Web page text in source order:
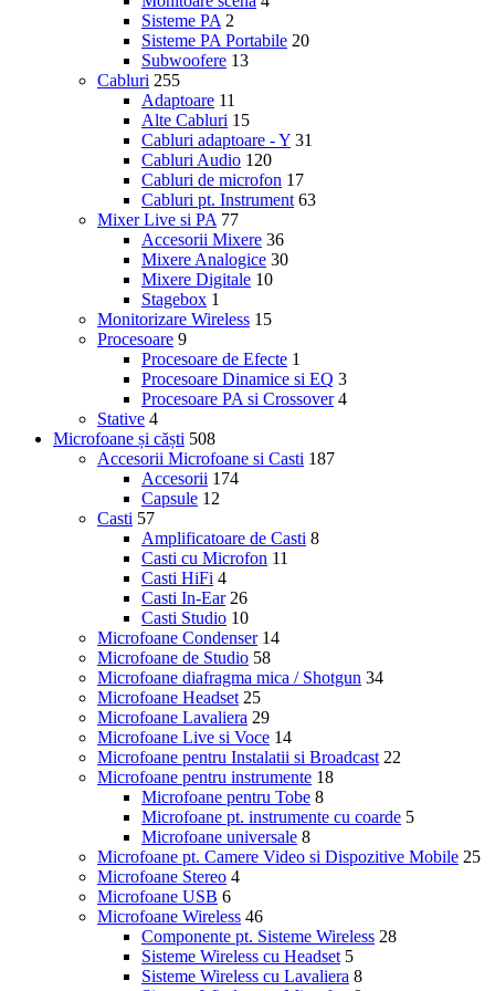
Sisteme PA 2
Sisteme PA Portabile 20
Subwoofere 13
Cabluri 255
Adaptoare 11
Alte Cabluri 15
Cabluri adaptoare - Y 31
Cabluri Audio 120
Cabluri de microfon 17
Cabluri pt. Instrument 63
Mixer Live si PA 77
Accesorii Mixere 36
Mixere Analogice 30
Mixere Digitale 10
Stagebox 1
Monitorizare Wireless 15
Procesoare 9
Procesoare de Efecte 1
Procesoare Dinamice si EQ 3
Procesoare PA si Crossover 4
Stative 4
Microfoane și căști 508
Accesorii Microfoane si Casti 187
Accesorii 174
Capsule 12
Casti 57
Amplificatoare de Casti 8
Casti cu Microfon 11
Casti HiFi 4
Casti In-Ear 26
Casti Studio 10
Microfoane Condenser 14
Microfoane de Studio 58
Microfoane diafragma mica / Shotgun 34
Microfoane Headset 25
Microfoane Lavaliera 29
Microfoane Live si Voce 14
Microfoane pentru Instalatii si Broadcast 22
Microfoane pentru instrumente 18
Microfoane pentru Tobe 8
Microfoane pt. instrumente cu coarde 5
Microfoane universale 8
Microfoane pt. Camere Video si Dispozitive Mobile 25
Microfoane Stereo 4
Microfoane USB 6
Microfoane Wireless 46
Componente pt. Sisteme Wireless 28
Sisteme Wireless cu Headset 5
Sisteme Wireless cu Lavaliera 8